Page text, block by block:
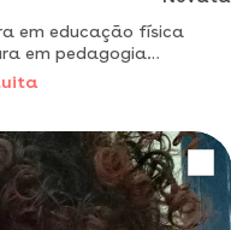
em educação física
em pedagogia
1° a 3° ano
fundamental)